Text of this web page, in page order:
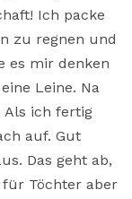
Ich packe
zu regnen und
es mir denken
Leine. Na
Als ich fertig
auf. Gut
Das geht ab,
Töchter aber